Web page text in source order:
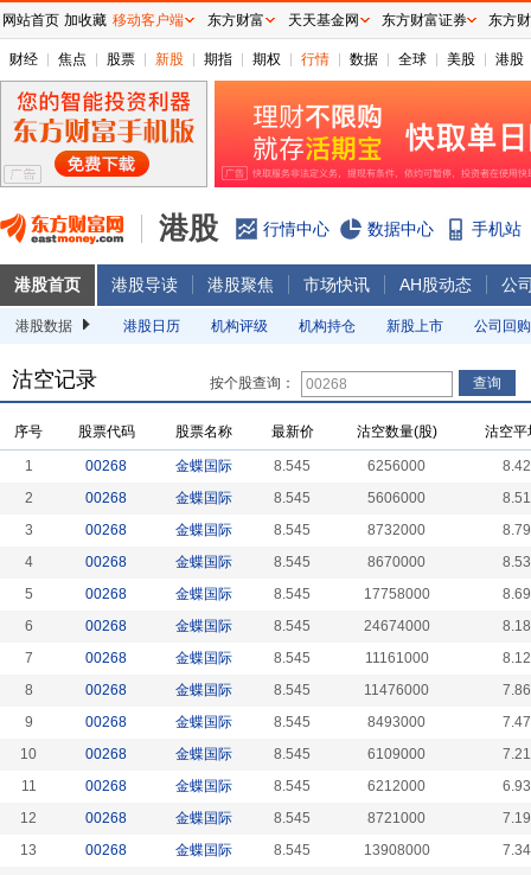
财经 焦点 股票 新股 期指 期权 行情 数据 全球 美股 港股
港股 行情中心 数据中心 手机站
港股首页 港股导读 港股聚焦 市场快讯 AH股动态 公
港股数据 港股日历 机构评级 机构持仓 新股上市 公司回购
沽空记录 按个股查询：
序号 股票代码 股票名称 最新价 沽空数量(股) 沽空平
1 00268 金蝶国际 8.545 6256000
2
00268 金蝶国际 8.545 5606000
3
00268 金蝶国际 8.545 8732000
4
00268 金蝶国际 8.545 8670000
5
00268 金蝶国际 8.545 17758000
6
00268 金蝶国际 8.545 24674000
7
00268 金蝶国际 8.545 11161000
8
00268 金蝶国际 8.545 11476000
9
00268 金蝶国际 8.545 8493000
10
00268 金蝶国际 8.545 6109000
11
00268 金蝶国际 8.545 6212000
12
00268 金蝶国际 8.545 8721000
13
00268 金蝶国际 8.545 13908000
网站首页 加收藏 移动客户端 东方财富 天天基金网 东方财富证券 东方